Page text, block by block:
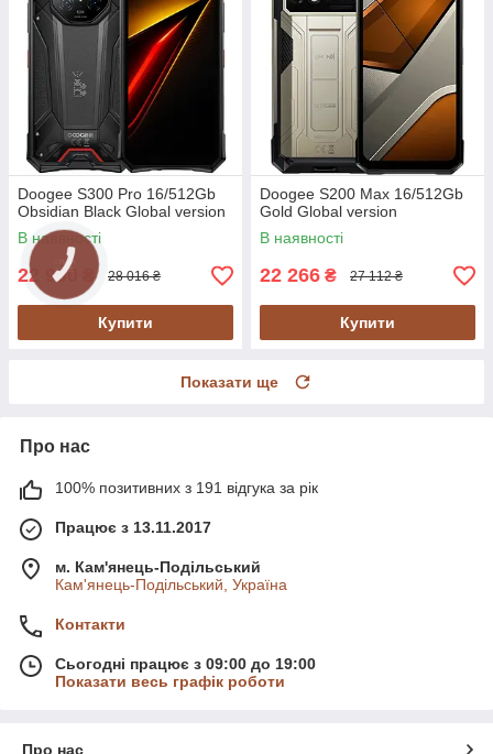
Doogee S300 Pro 16/512Gb
Obsidian Black Global version
В наявності
22 990 28 016 ₴
Купити
Doogee S200 Max 16/512Gb
Gold Global version
В наявності
22 266 ₴ 27 112 ₴
Купити
Показати ще
Про нас
100% позитивних з 191 відгука за рік
Працює з 13.11.2017
м. Кам'янець-Подільський
Кам'янець-Подільський, Україна
Контакти
Сьогодні працює з 09:00 до 19:00
Показати весь графік роботи
Про нас